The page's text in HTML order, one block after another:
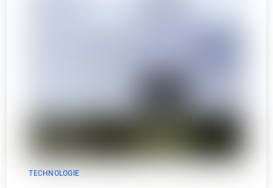
TECHNOLOGIE